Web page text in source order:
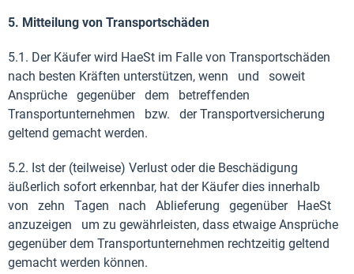
5. Mitteilung von Transportschäden
5.1. Der Käufer wird HaeSt im Falle von Transportschäden
nach besten Kräften unterstützen, wenn und soweit
Ansprüche gegenüber dem betreffenden
Transportunternehmen bzw. der Transportversicherung
geltend gemacht werden.
5.2. Ist der (teilweise) Verlust oder die Beschädigung
äußerlich sofort erkennbar, hat der Käufer dies innerhalb
von zehn Tagen nach Ablieferung gegenüber HaeSt
anzuzeigen um zu gewährleisten, dass etwaige Ansprüche
gegenüber dem Transportunternehmen rechtzeitig geltend
gemacht werden können.